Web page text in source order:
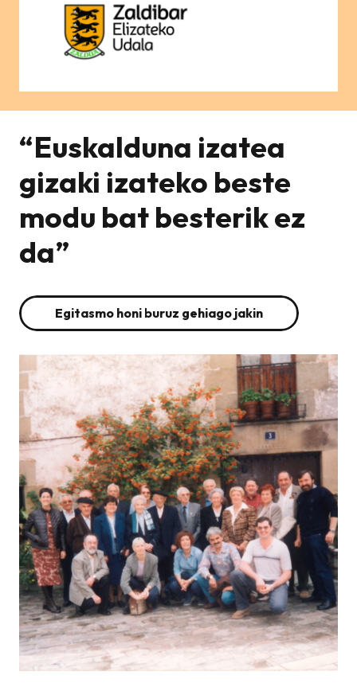
“Euskalduna izatea
gizaki izateko beste
modu bat besterik ez
da”
Egitasmo honi buruz gehiago jakin